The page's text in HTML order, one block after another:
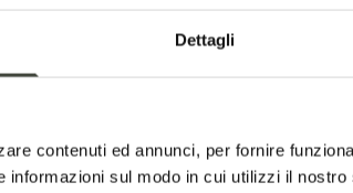
Dettagli
contenuti ed annunci, per fornire
informazioni sul modo in cui utilizzi il